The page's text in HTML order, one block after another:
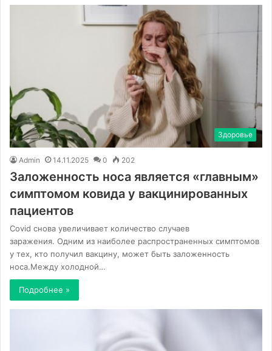
Здоровье
Admin 14.11.2025 0 202
Заложенность носа является «главным»
симптомом ковида у вакцинированных
пациентов
Covid снова увеличивает количество случаев
заражения. Одним из наиболее распространенных симптомов
у тех, кто получил вакцину, может быть заложенность
носа.Между холодной…
Подробнее »